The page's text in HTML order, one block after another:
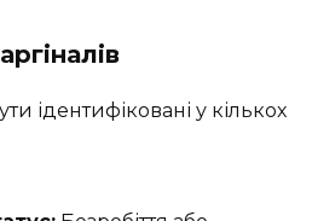
ідентифіковані у кількох